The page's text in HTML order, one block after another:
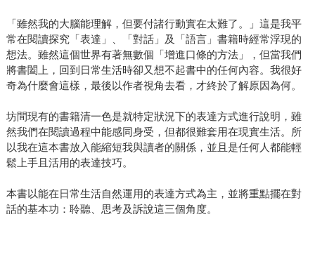
「雖然我的大腦能理解，但要付諸行動實在太難了。」這是我平
常在閱讀探究「表達」、「對話」及「語言」書籍時經常浮現的
想法。雖然這個世界有著無數個「增進口條的方法」，但當我們
將書闔上，回到日常生活時卻又想不起書中的任何內容。我很好
奇為什麼會這樣，最後以作者視角去看，才終於了解原因為何。
坊間現有的書籍清一色是就特定狀況下的表達方式進行說明，雖
然我們在閱讀過程中能感同身受，但都很難套用在現實生活。所
以我在這本書放入能縮短我與讀者的關係，並且是任何人都能輕
鬆上手且活用的表達技巧。
本書以能在日常生活自然運用的表達方式為主，並將重點擺在對
話的基本功：聆聽、思考及訴說這三個角度。